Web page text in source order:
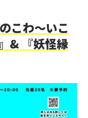
こわ〜いこ
& 『妖怪縁